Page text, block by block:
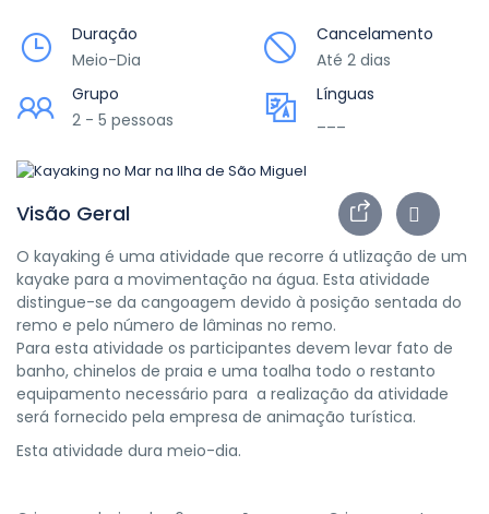
Duração
Meio-Dia
Cancelamento
Até 2 dias
Grupo
2 - 5 pessoas
Línguas
Visão Geral
O kayaking é uma atividade que recorre á utlização de um
kayake para a movimentação na água. Esta atividade
distingue-se da cangoagem devido à posição sentada do
remo e pelo número de lâminas no remo.
Para esta atividade os participantes devem levar fato de
banho, chinelos de praia e uma toalha todo o restanto
equipamento necessário para a realização da atividade
será fornecido pela empresa de animação turística.
Esta atividade dura meio-dia.